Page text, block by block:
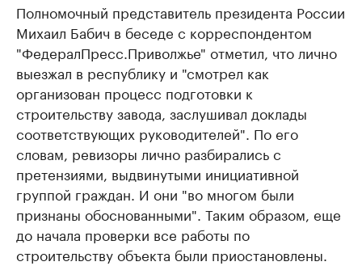
Полномочный представитель президента России
Михаил Бабич в беседе с корреспондентом
"ФедералПресс.Приволжье" отметил, что лично
выезжал в республику и "смотрел как
организован процесс подготовки к
строительству завода, заслушивал доклады
соответствующих руководителей". По его
словам, ревизоры лично разбирались с
претензиями, выдвинутыми инициативной
группой граждан. И они "во многом были
признаны обоснованными". Таким образом, еще
до начала проверки все работы по
строительству объекта были приостановлены.